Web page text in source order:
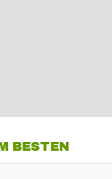
BESTEN